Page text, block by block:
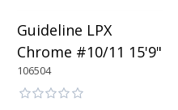
Guideline LPX
Chrome #10/11 15'9"
106504